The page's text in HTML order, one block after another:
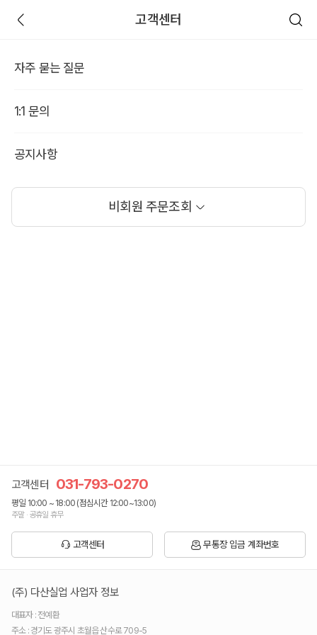
고객센터
자주 묻는 질문
1:1 문의
공지사항
비회원 주문조회
고객센터 031-793-0270
평일 10:00 ~ 18:00 (점심시간 12:00~13:00)
주말 · 공휴일 휴무
고객센터 무통장 입금 계좌번호
(주) 다산실업 사업자 정보
대표자 : 전예환
주소 : 경기도 광주시 초월읍 산수로 709-5